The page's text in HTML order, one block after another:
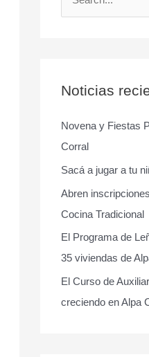
a
p
o
r
:
Noticias
Novena y Fiestas
Corral
Sacá a jugar a tu
Abren
Cocina Tradicional
El Programa de
35 viviendas de
El Curso de
creciendo en Alpa